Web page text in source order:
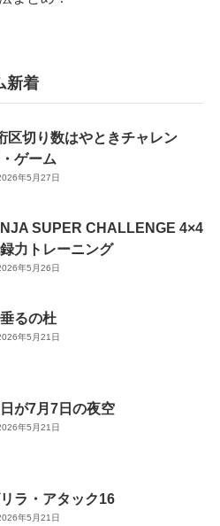
新着
区切り数はやときチャレン
ゲーム
年5月27日
SUPER CHALLENGE 4×4
力トレーニング
年5月26日
るの杜
年5月21日
が7月7日の夜空
年5月21日
ラ・アタック16
年5月21日